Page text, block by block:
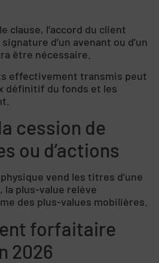
clause, l’accord du client
d’un avenant ou d’un
être nécessaire.
effectivement transmis peut
définitif du fonds et les
cession de
ou d’actions
vend les titres d’une
la plus-value relève
des plus-values mobilières.
forfaitaire
2026